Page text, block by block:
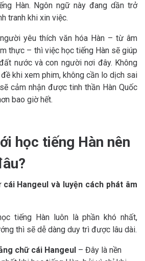
Hàn. Ngôn ngữ này đang dần trở
tranh khi xin việc.
yêu thích văn hóa Hàn – từ âm
thực – thì việc học tiếng Hàn sẽ giúp
nước và con người nơi đây. Không
khi xem phim, không cần lo dịch sai
cảm nhận được tinh thần Hàn Quốc
bao giờ hết.
học tiếng Hàn nên
Hangeul và luyện cách phát âm
tiếng Hàn luôn là phần khó nhất,
thì sẽ dễ dàng duy trì được lâu dài.
chữ cái Hangeul – Đây là nền